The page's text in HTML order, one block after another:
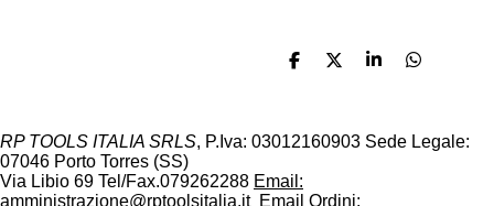
C
i
i
d
C
i
C
i
C
i
RP TOOLS ITALIA SRLS, P.Iva: 03012160903 Sede Legale:
07046 Porto Torres (SS)
Via Libio 69 Tel/Fax.079262288 Email:
amministrazione@rptoolsitalia.it Email Ordini: